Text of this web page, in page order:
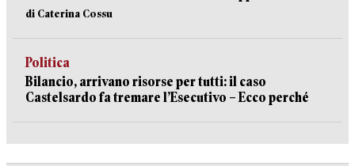
di Caterina Cossu
Politica
Bilancio, arrivano risorse per tutti: il caso
Castelsardo fa tremare l’Esecutivo – Ecco perché